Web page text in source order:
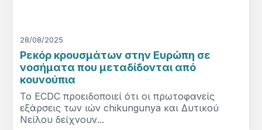
28/08/2025
Ρεκόρ κρουσμάτων στην Ευρώπη σε
νοσήματα που μεταδίδονται από
κουνούπια
Το ECDC προειδοποιεί ότι οι πρωτοφανείς
εξάρσεις των ιών chikungunya και Δυτικού
Νείλου δείχνουν...